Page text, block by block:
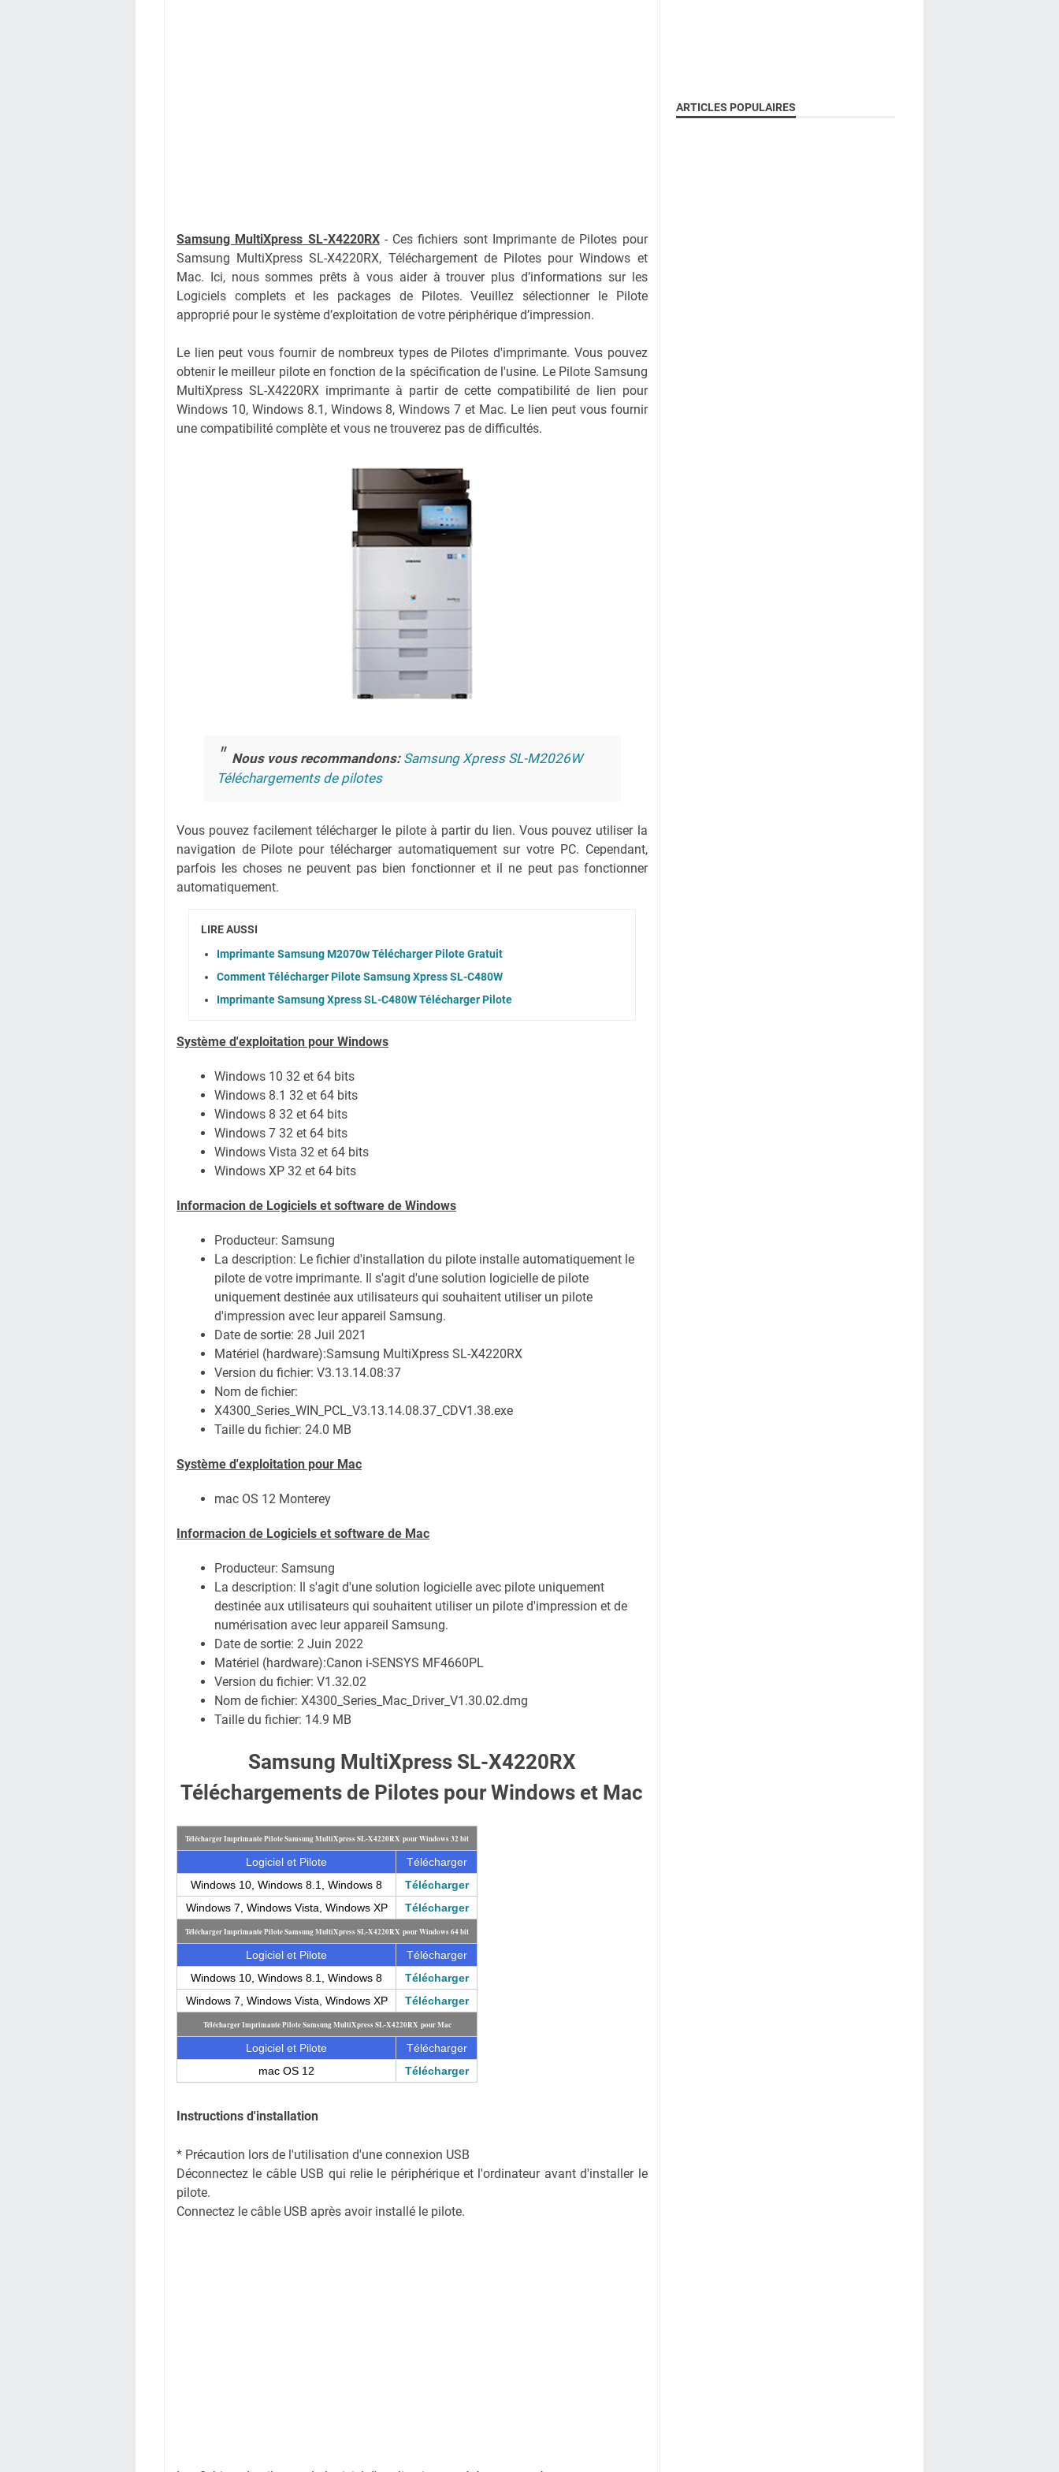
Samsung MultiXpress SL-X4220RX - Ces fichiers sont Imprimante de Pilotes pour
Samsung MultiXpress SL-X4220RX, Téléchargement de Pilotes pour Windows et
Mac. Ici, nous sommes prêts à vous aider à trouver plus d’informations sur les
Logiciels complets et les packages de Pilotes. Veuillez sélectionner le Pilote
approprié pour le système d’exploitation de votre périphérique d’impression.
Le lien peut vous fournir de nombreux types de Pilotes d'imprimante. Vous pouvez
obtenir le meilleur pilote en fonction de la spécification de l'usine. Le Pilote Samsung
MultiXpress SL-X4220RX imprimante à partir de cette compatibilité de lien pour
Windows 10, Windows 8.1, Windows 8, Windows 7 et Mac. Le lien peut vous fournir
une compatibilité complète et vous ne trouverez pas de difficultés.
Nous vous recommandons: Samsung Xpress SL-M2026W
Téléchargements de pilotes
Vous pouvez facilement télécharger le pilote à partir du lien.Vous pouvez utiliser la
navigation de Pilote pour télécharger automatiquement sur votre PC. Cependant,
parfois les choses ne peuvent pas bien fonctionner et il ne peut pas fonctionner
automatiquement.
LIRE AUSSI
Imprimante Samsung M2070w Télécharger Pilote Gratuit
Comment Télécharger Pilote Samsung Xpress SL-C480W
Imprimante Samsung Xpress SL-C480W Télécharger Pilote
Système d'exploitation pour Windows
Windows 10 32 et 64 bits
Windows 8.1 32 et 64 bits
Windows 8 32 et 64 bits
Windows 7 32 et 64 bits
Windows Vista 32 et 64 bits
Windows XP 32 et 64 bits
Informacion de Logiciels et software de Windows
Producteur: Samsung
La description: Le fichier d'installation du pilote installe automatiquement le
pilote de votre imprimante. Il s'agit d'une solution logicielle de pilote
uniquement destinée aux utilisateurs qui souhaitent utiliser un pilote
d'impression avec leur appareil Samsung.
Date de sortie: 28 Juil 2021
Matériel (hardware):Samsung MultiXpress SL-X4220RX
Version du fichier: V3.13.14.08:37
Nom de fichier:
X4300_Series_WIN_PCL_V3.13.14.08.37_CDV1.38.exe
Taille du fichier: 24.0 MB
Système d'exploitation pour Mac
mac OS 12 Monterey
Informacion de Logiciels et software de Mac
Producteur: Samsung
La description: Il s'agit d'une solution logicielle avec pilote uniquement
destinée aux utilisateurs qui souhaitent utiliser un pilote d'impression et de
numérisation avec leur appareil Samsung.
Date de sortie: 2 Juin 2022
Matériel (hardware):Canon i-SENSYS MF4660PL
Version du fichier: V1.32.02
Nom de fichier: X4300_Series_Mac_Driver_V1.30.02.dmg
Taille du fichier: 14.9 MB
Samsung MultiXpress SL-X4220RX
Téléchargements de Pilotes pour Windows et Mac
Télécharger Imprimante Pilote Samsung MultiXpress SL-X4220RX pour Windows 32 bit
Logiciel et Pilote
Télécharger
Windows 10, Windows 8.1, Windows 8
Télécharger
Windows 7, Windows Vista, Windows XP
Télécharger
Télécharger Imprimante Pilote Samsung MultiXpress SL-X4220RX pour Windows 64 bit
Logiciel et Pilote
Télécharger
Windows 10, Windows 8.1, Windows 8
Télécharger
Windows 7, Windows Vista, Windows XP
Télécharger
Télécharger Imprimante Pilote Samsung MultiXpress SL-X4220RX pour Mac
Logiciel et Pilote
Télécharger
mac OS 12
Télécharger
Instructions d'installation
* Précaution lors de l'utilisation d'une connexion USB
Déconnectez le câble USB qui relie le périphérique et l'ordinateur avant d'installer le
pilote.
Connectez le câble USB après avoir installé le pilote.
ARTICLES POPULAIRES